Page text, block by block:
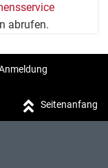
abrufen.
Seitenanfang